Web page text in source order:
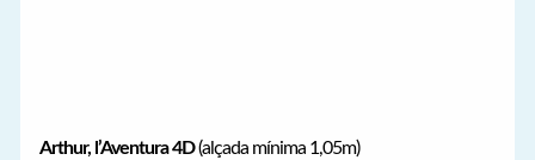
Arthur, l’Aventura 4D(alçada mínima 1,05m)